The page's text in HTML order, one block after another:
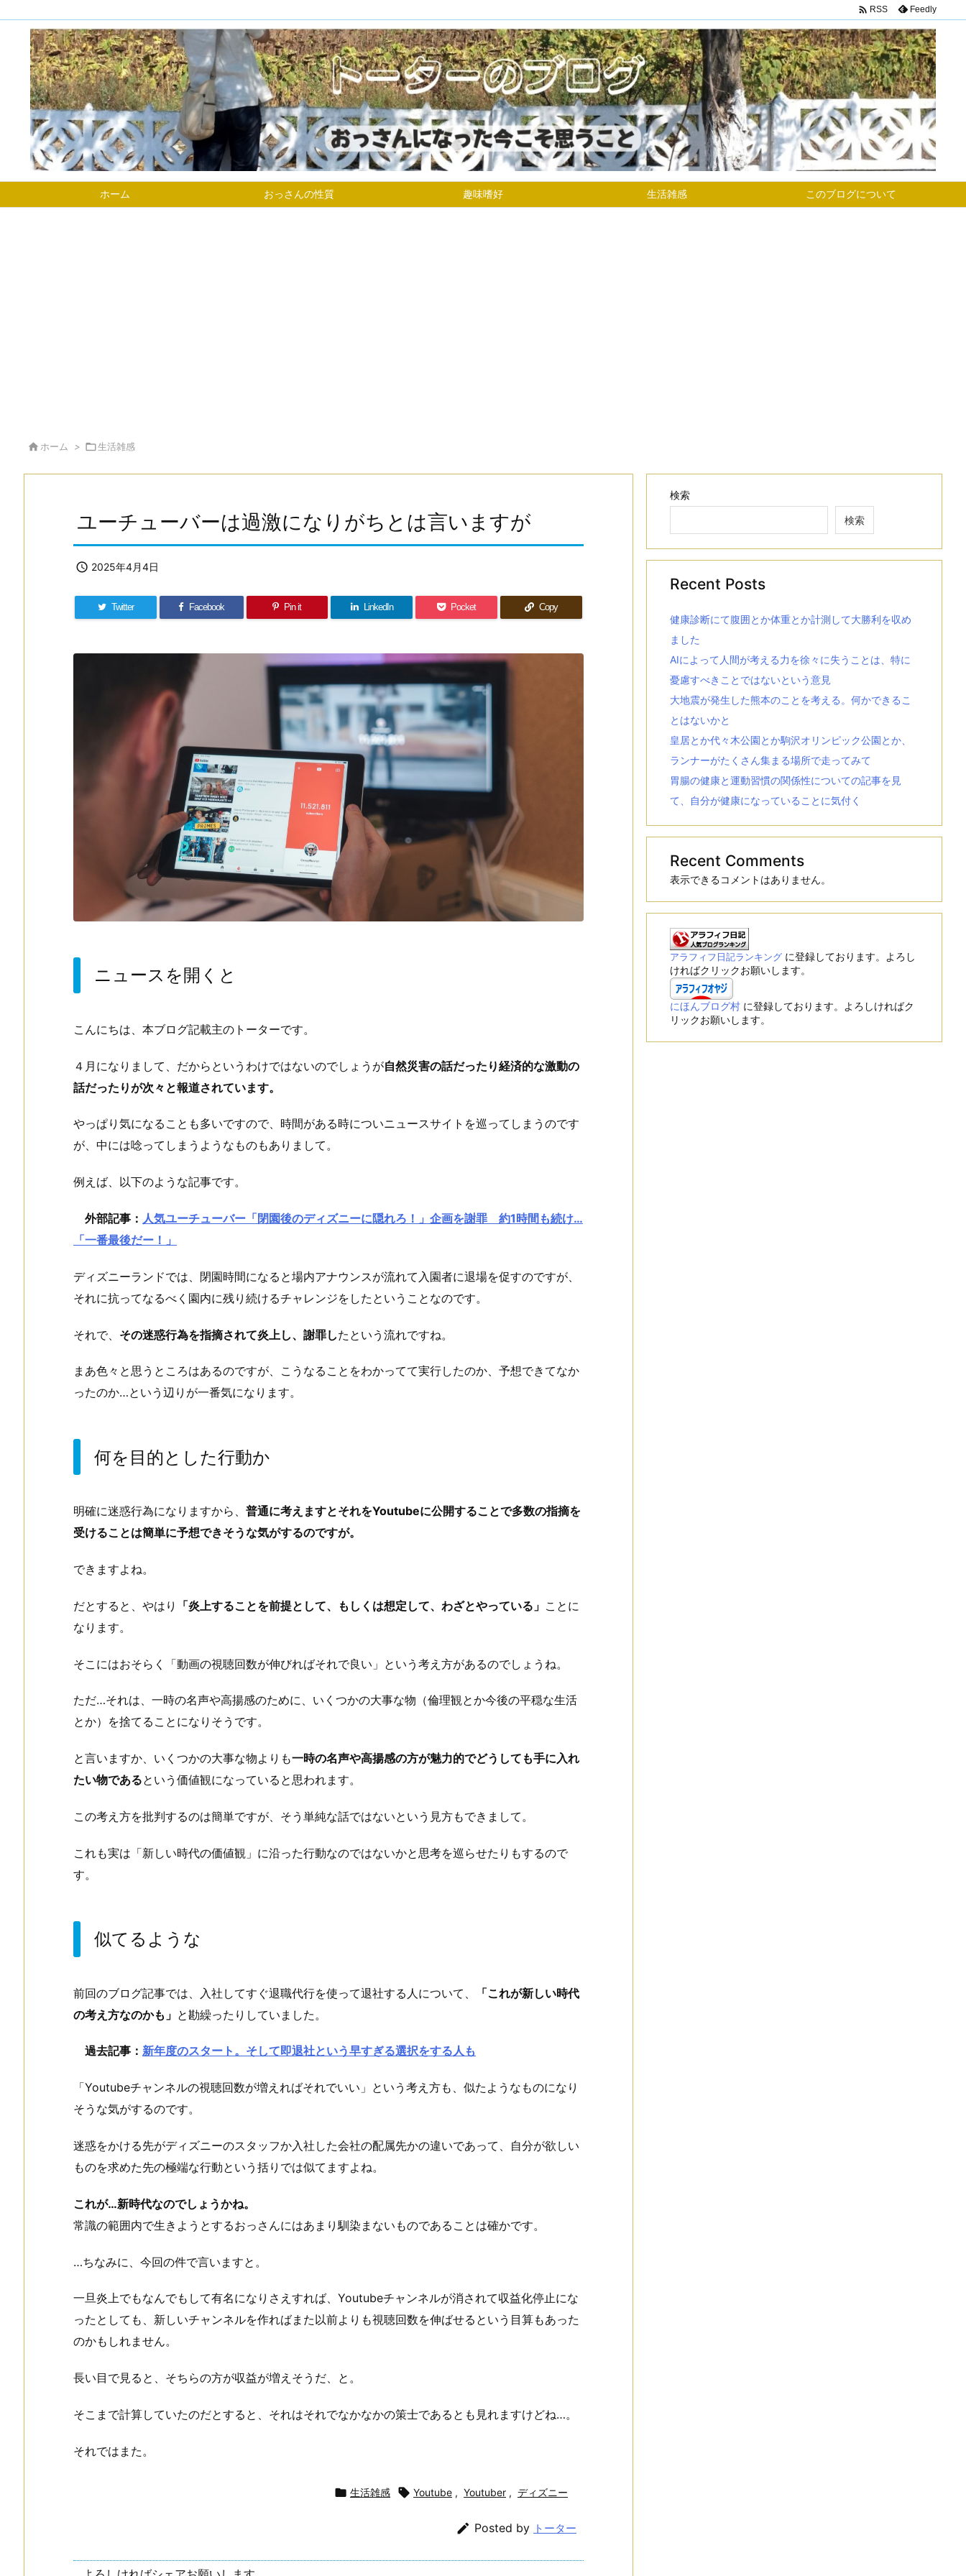
ホーム おっさんの性質 趣味嗜好 生活雑感 このブログについて
 RSS Feedly
ホーム > 生活雑感
ユーチューバーは過激になりがちとは言いますが
 2025年4月4日
Twitter Facebook Pin it LinkedIn Pocket Copy
ニュースを開くと
こんにちは、本ブログ記載主のトーターです。
４月になりまして、だからというわけではないのでしょうが自然災害の話だったり経済的な激動の
話だったりが次々と報道されています。
やっぱり気になることも多いですので、時間がある時についニュースサイトを巡ってしまうのです
が、中には唸ってしまうようなものもありまして。
例えば、以下のような記事です。
外部記事： 人気ユーチューバー「閉園後のディズニーに隠れろ！」企画を謝罪 約1時間も続け…
「一番最後だー！」
ディズニーランドでは、閉園時間になると場内アナウンスが流れて入園者に退場を促すのですが、
それに抗ってなるべく園内に残り続けるチャレンジをしたということなのです。
それで、 その迷惑行為を指摘されて炎上し、謝罪したという流れですね。
まあ色々と思うところはあるのですが、こうなることをわかってて実行したのか、予想できてなか
ったのか…という辺りが一番気になります。
何を目的とした行動か
明確に迷惑行為になりますから、 普通に考えますとそれをYoutubeに公開することで多数の指摘を
受けることは簡単に予想できそうな気がするのですが。
できますよね。
だとすると、やはり 「炎上することを前提として、もしくは想定して、わざとやっている」 ことに
なります。
そこにはおそらく「動画の視聴回数が伸びればそれで良い」という考え方があるのでしょうね。
ただ…それは、一時の名声や高揚感のために、いくつかの大事な物（倫理観とか今後の平穏な生活
とか）を捨てることになりそうです。
と言いますか、いくつかの大事な物よりも一時の名声や高揚感の方が魅力的でどうしても手に入れ
たい物であるという価値観になっていると思われます。
この考え方を批判するのは簡単ですが、そう単純な話ではないという見方もできまして。
これも実は「新しい時代の価値観」に沿った行動なのではないかと思考を巡らせたりもするので
す。
似てるような
前回のブログ記事では、入社してすぐ退職代行を使って退社する人について、
「これが新しい時代
の考え方なのかも」 と勘繰ったりしていました。
過去記事： 新年度のスタート。そして即退社という早すぎる選択をする人も
「Youtubeチャンネルの視聴回数が増えればそれでいい」という考え方も、似たようなものになり
そうな気がするのです。
迷惑をかける先がディズニーのスタッフか入社した会社の配属先かの違いであって、自分が欲しい
ものを求めた先の極端な行動という括りでは似てますよね。
これが…新時代なのでしょうかね。
常識の範囲内で生きようとするおっさんにはあまり馴染まないものであることは確かです。
…ちなみに、今回の件で言いますと。
一旦炎上でもなんでもして有名になりさえすれば、Youtubeチャンネルが消されて収益化停止にな
ったとしても、新しいチャンネルを作ればまた以前よりも視聴回数を伸ばせるという目算もあった
のかもしれません。
長い目で見ると、そちらの方が収益が増えそうだ、と。
そこまで計算していたのだとすると、それはそれでなかなかの策士であるとも見れますけどね…。
それではまた。
 生活雑感  Youtube , Youtuber , ディズニー
 Posted by トーター
検索
検索
Recent Posts
健康診断にて腹囲とか体重とか計測して大勝利を収め
ました
AIによって人間が考える力を徐々に失うことは、特に
憂慮すべきことではないという意見
大地震が発生した熊本のことを考える。何かできるこ
とはないかと
皇居とか代々木公園とか駒沢オリンピック公園とか、
ランナーがたくさん集まる場所で走ってみて
胃腸の健康と運動習慣の関係性についての記事を見
て、自分が健康になっていることに気付く
Recent Comments
表示できるコメントはありません。
アラフィフ日記ランキング に登録しております。よろし
ければクリックお願いします。
にほんブログ村 に登録しております。よろしければク
リックお願いします。